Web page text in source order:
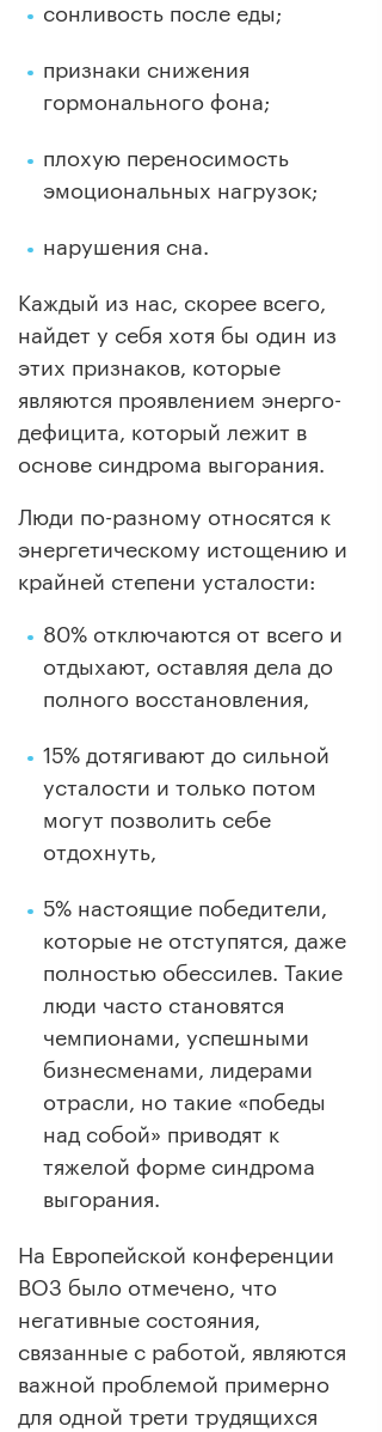
сонливость после еды;
признаки снижения
гормонального фона;
плохую переносимость
эмоциональных нагрузок;
нарушения сна.
Каждый из нас, скорее всего,
найдет у себя хотя бы один из
этих признаков, которые
являются проявлением энерго-
дефицита, который лежит в
основе синдрома выгорания.
Люди по-разному относятся к
энергетическому истощению и
крайней степени усталости:
80% отключаются от всего и
отдыхают, оставляя дела до
полного восстановления,
15% дотягивают до сильной
усталости и только потом
могут позволить себе
отдохнуть,
5% настоящие победители,
которые не отступятся, даже
полностью обессилев. Такие
люди часто становятся
чемпионами, успешными
бизнесменами, лидерами
отрасли, но такие «победы
над собой» приводят к
тяжелой форме синдрома
выгорания.
На Европейской конференции
ВОЗ было отмечено, что
негативные состояния,
связанные с работой, являются
важной проблемой примерно
для одной трети трудящихся